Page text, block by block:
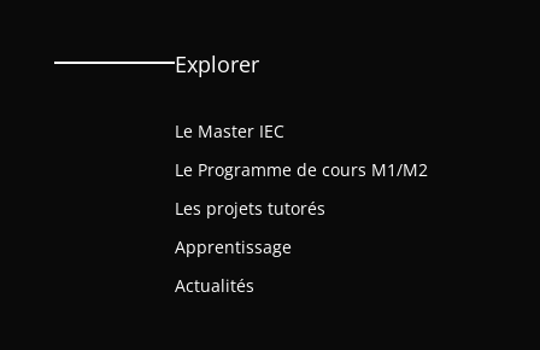
Explorer
Le Master IEC
Le Programme de cours M1/M2
Les projets tutorés
Apprentissage
Actualités